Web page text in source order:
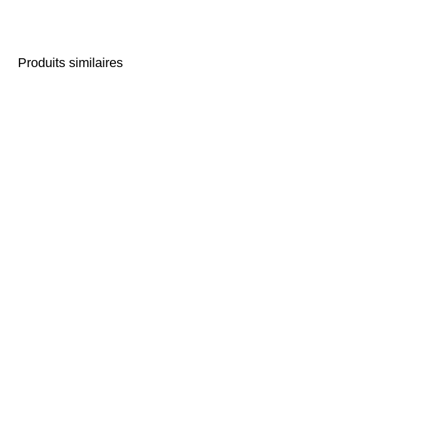
Produits similaires